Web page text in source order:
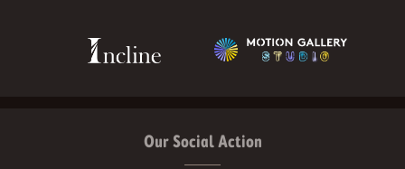
Our Social Action